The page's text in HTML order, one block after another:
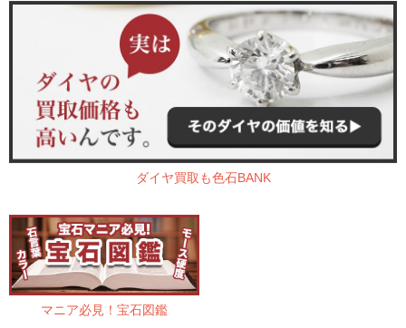
ダイヤ買取も色石BANK
マニア必見！宝石図鑑